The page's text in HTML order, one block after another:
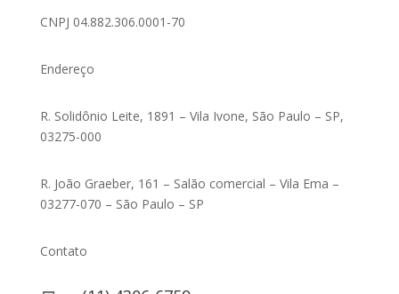
CNPJ 04.882.306.0001-70
Endereço
R. Solidônio Leite, 1891 – Vila Ivone, São Paulo – SP,
03275-000
R. João Graeber, 161 – Salão comercial – Vila Ema –
03277-070 – São Paulo – SP
Contato